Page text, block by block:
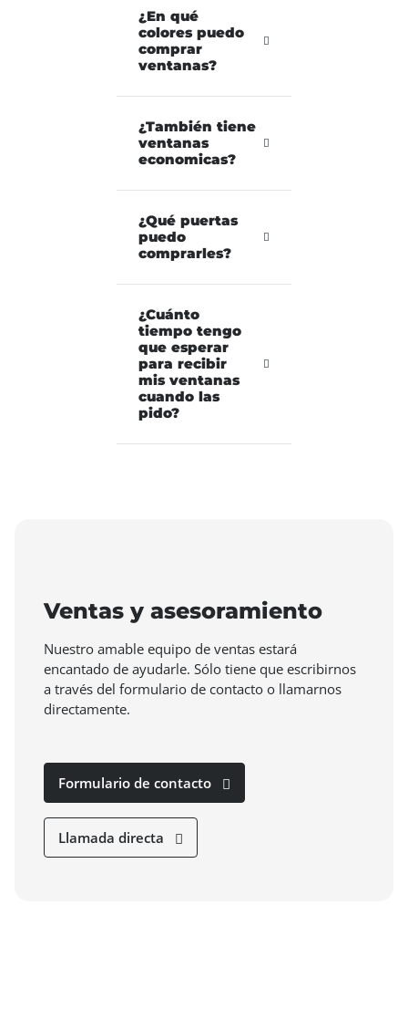
¿En qué
colores puedo
comprar
ventanas?
¿También tiene
ventanas
economicas?
¿Qué puertas
puedo
comprarles?
¿Cuánto
tiempo tengo
que esperar
para recibir
mis ventanas
cuando las
pido?
Ventas y asesoramiento
Nuestro amable equipo de ventas estará
encantado de ayudarle. Sólo tiene que escribirnos
a través del formulario de contacto o llamarnos
directamente.
Formulario de contacto
Llamada directa